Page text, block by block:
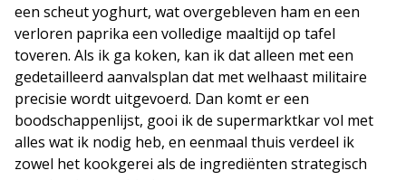
een scheut yoghurt, wat overgebleven ham en een
verloren paprika een volledige maaltijd op tafel
toveren. Als ik ga koken, kan ik dat alleen met een
gedetailleerd aanvalsplan dat met welhaast militaire
precisie wordt uitgevoerd. Dan komt er een
boodschappenlijst, gooi ik de supermarktkar vol met
alles wat ik nodig heb, en eenmaal thuis verdeel ik
zowel het kookgerei als de ingrediënten strategisch